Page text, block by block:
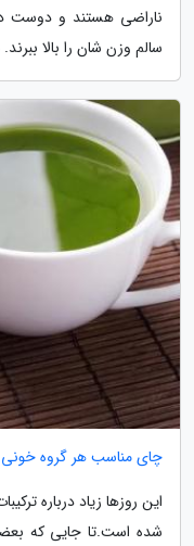
ناراضی هستند و دوست
سالم وزن شان را بالا
چای مناسب هر گروه
این روزها زیاد درباره
شده است.تا جایی که